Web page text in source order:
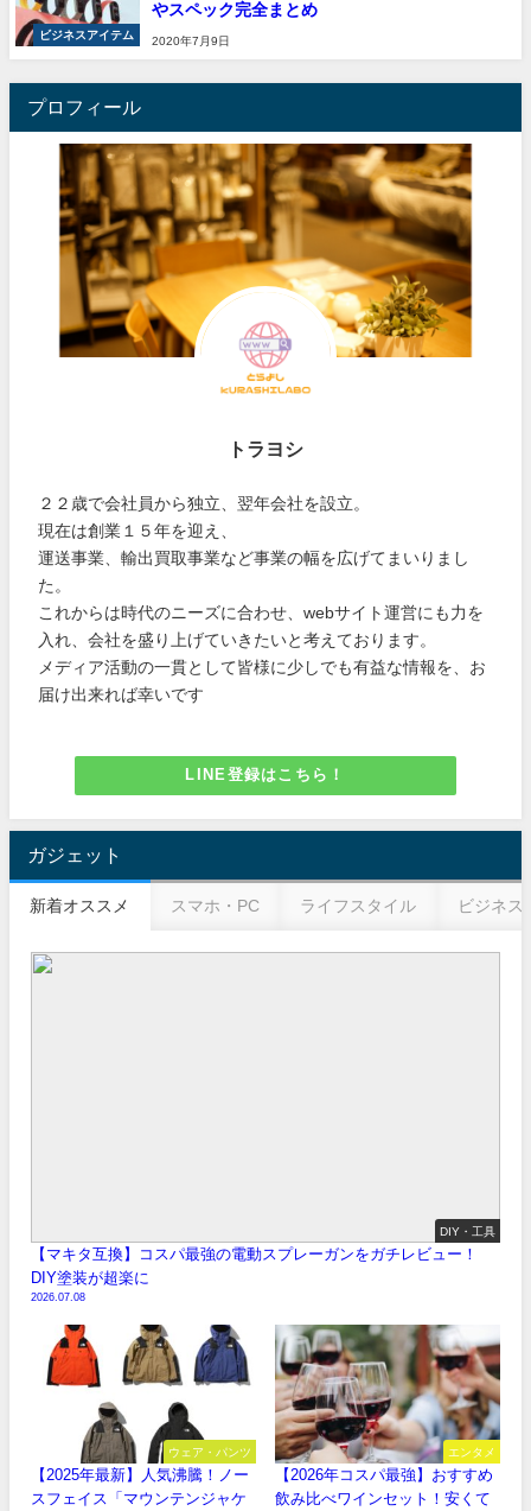
ビジネスアイテム
やスペック完全まとめ
2020年7月9日
プロフィール
トラヨシ
２２歳で会社員から独立、翌年会社を設立。
現在は創業１５年を迎え、
運送事業、輸出買取事業など事業の幅を広げてまいりまし
た。
これからは時代のニーズに合わせ、webサイト運営にも力を
入れ、会社を盛り上げていきたいと考えております。
メディア活動の一貫として皆様に少しでも有益な情報を、お
届け出来れば幸いです
LINE登録はこちら！
ガジェット
新着オススメ スマホ・PC ライフスタイル ビジネス
DIY・工具
【マキタ互換】コスパ最強の電動スプレーガンをガチレビュー！
DIY塗装が超楽に
2026.07.08
ウェア・パンツ
【2025年最新】人気沸騰！ノー
スフェイス「マウンテンジャケ
エンタメ
【2026年コスパ最強】おすすめ
飲み比べワインセット！安くて